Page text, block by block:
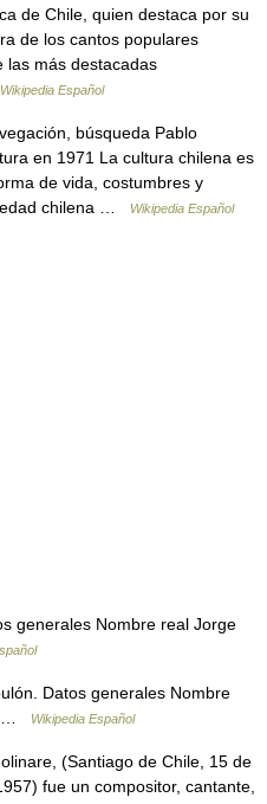
de Chile, quien destaca por su
de los cantos populares
las más destacadas
Wikipedia Español
búsqueda Pablo
en 1971 La cultura chilena es
de vida, costumbres y
chilena …
Wikipedia Español
generales Nombre real Jorge
Datos generales Nombre
…
Wikipedia Español
(Santiago de Chile, 15 de
fue un compositor, cantante,